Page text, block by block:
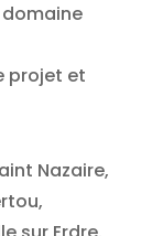
domaine
projet et
Nazaire,